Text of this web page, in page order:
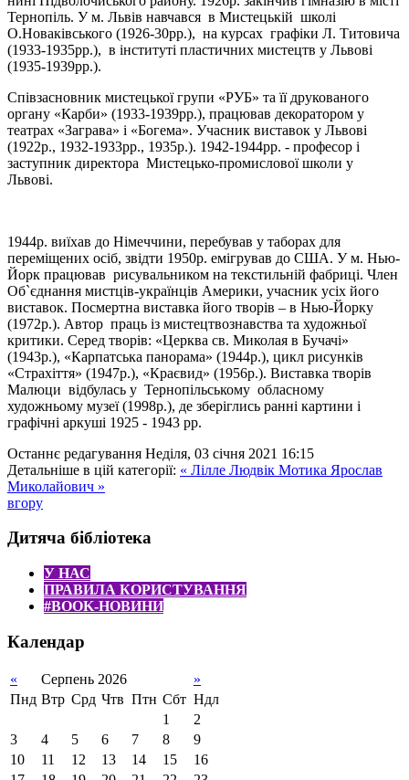
Тернопіль. У м. Львів навчався в Мистецькій школі
О.Новаківського (1926-30рр.), на курсах графіки Л. Титовича
(1933-1935рр.), в інституті пластичних мистецтв у Львові
(1935-1939рр.).
Співзасновник мистецької групи «РУБ» та її друкованого
органу «Карби» (1933-1939рр.), працював декоратором у
театрах «Заграва» і «Богема». Учасник виставок у Львові
(1922р., 1932-1933рр., 1935р.). 1942-1944рр. - професор і
заступник директора Мистецько-промислової школи у
Львові.
1944р. виїхав до Німеччини, перебував у таборах для
переміщених осіб, звідти 1950р. емігрував до США. У м. Нью-
Йорк працював рисувальником на текстильній фабриці. Член
Об`єднання мистців-українців Америки, учасник усіх його
виставок. Посмертна виставка його творів – в Нью-Йорку
(1972р.). Автор праць із мистецтвознавства та художньої
критики. Серед творів: «Церква св. Миколая в Бучачі»
(1943р.), «Карпатська панорама» (1944р.), цикл рисунків
«Страхіття» (1947р.), «Краєвид» (1956р.). Виставка творів
Малюци відбулась у Тернопільському обласному
художньому музеї (1998р.), де зберіглись ранні картини і
графічні аркуші 1925 - 1943 рр.
Останнє редагування Неділя, 03 січня 2021 16:15
Детальніше в цій категорії: « Лілле Людвік Мотика Ярослав
Миколайович »
вгору
Дитяча бібліотека
У НАС
ПРАВИЛА КОРИСТУВАННЯ
#BOOK-НОВИНИ
Календар
« Серпень 2026
»
Пнд Втр Срд Чтв Птн Сбт Ндл
1
2
3
4 5 6 7 8
9
10
11 12 13 14 15
16